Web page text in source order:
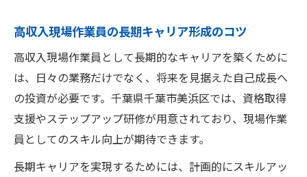
高収入現場作業員の長期キャリア形成のコツ
高収入現場作業員として長期的なキャリアを築くために
は、日々の業務だけでなく、将来を見据えた自己成長へ
の投資が必要です。千葉県千葉市美浜区では、資格取得
支援やステップアップ研修が用意されており、現場作業
員としてのスキル向上が期待できます。
長期キャリアを実現するためには、計画的にスキルアッ